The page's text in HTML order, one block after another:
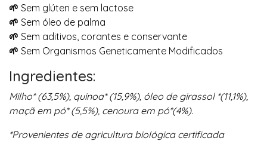
🌱 Sem glúten e sem lactose
🌱 Sem óleo de palma
🌱 Sem aditivos, corantes e conservante
🌱 Sem Organismos Geneticamente Modificados
Ingredientes:
Milho* (63,5%), quinoa* (15,9%), óleo de girassol *(11,1%),
maçã em pó* (5,5%), cenoura em pó*(4%).
*Provenientes de agricultura biológica certificada